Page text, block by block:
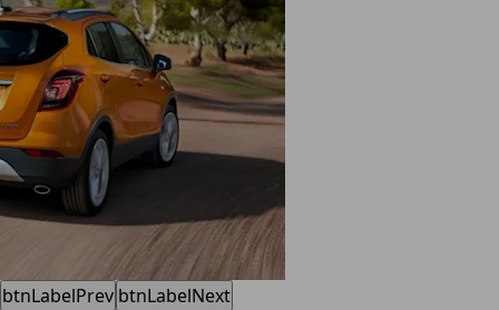
btnLabelPrev btnLabelNext